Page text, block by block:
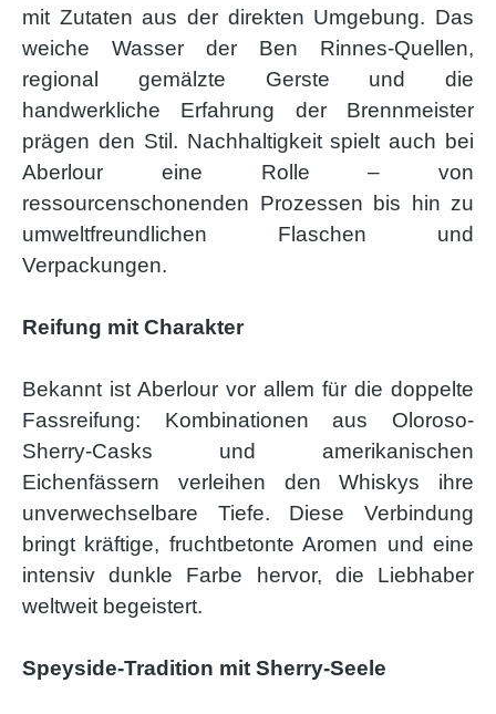
mit Zutaten aus der direkten Umgebung. Das
weiche Wasser der Ben Rinnes-Quellen,
regional gemälzte Gerste und die
handwerkliche Erfahrung der Brennmeister
prägen den Stil. Nachhaltigkeit spielt auch bei
Aberlour eine Rolle – von
ressourcenschonenden Prozessen bis hin zu
umweltfreundlichen Flaschen und
Verpackungen.
Reifung mit Charakter
Bekannt ist Aberlour vor allem für die doppelte
Fassreifung: Kombinationen aus Oloroso-
Sherry-Casks und amerikanischen
Eichenfässern verleihen den Whiskys ihre
unverwechselbare Tiefe. Diese Verbindung
bringt kräftige, fruchtbetonte Aromen und eine
intensiv dunkle Farbe hervor, die Liebhaber
weltweit begeistert.
Speyside-Tradition mit Sherry-Seele